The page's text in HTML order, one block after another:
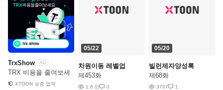
TrxShow AD
TRX 비용을 줄여보세
요 XTOON 보증 업체
05/22
차원이동 레벨업
제453화
1.6 만 0
05/20
빌런제자양성록
제68화
3707 1